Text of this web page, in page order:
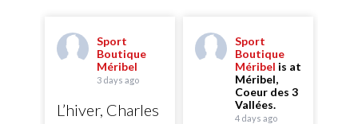
Sport
Boutique
Méribel
3 days ago
L’hiver, Charles
Sport
Boutique
Méribel is at
Méribel,
Coeur des 3
Vallées.
4 days ago